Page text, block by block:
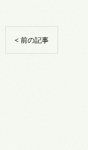
< 前の記事